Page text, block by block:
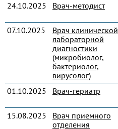
24.10.2025
Врач-методист
07.10.2025
Врач клинической
лабораторной
диагностики
(микробиолог,
бактериолог,
вирусолог)
01.10.2025 Врач-гериатр
15.08.2025
Врач приемного
отделения